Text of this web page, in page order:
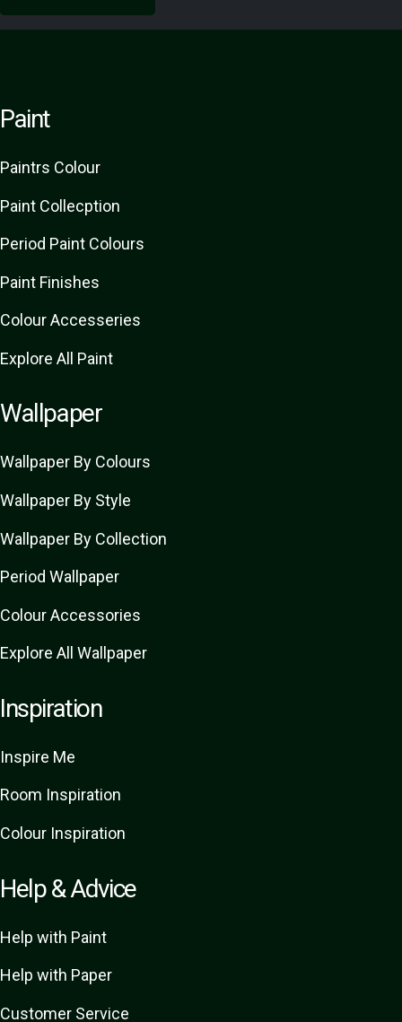
Paint
Paintrs Colour
Paint Collecption
Period Paint Colours
Paint Finishes
Colour Accesseries
Explore All Paint
Wallpaper
Wallpaper By Colours
Wallpaper By Style
Wallpaper By Collection
Period Wallpaper
Colour Accessories
Explore All Wallpaper
Inspiration
Inspire Me
Room Inspiration
Colour Inspiration
Help & Advice
Help with Paint
Help with Paper
Customer Service